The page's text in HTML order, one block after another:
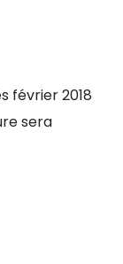
février 2018
sera